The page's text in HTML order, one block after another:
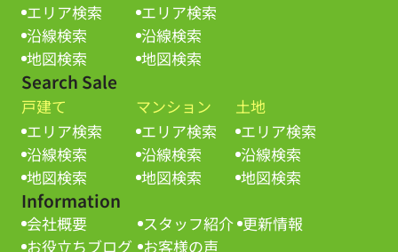
エリア検索
沿線検索
地図検索
エリア検索
沿線検索
地図検索
Search Sale
戸建て
エリア検索
沿線検索
地図検索
マンション
エリア検索
沿線検索
地図検索
土地
エリア検索
沿線検索
地図検索
Information
会社概要 スタッフ紹介 更新情報
お役立ちブログ お客様の声